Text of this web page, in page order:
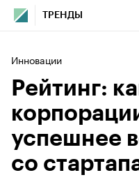
ТРЕНДЫ
Инновации
Рейтинг:
успешнее
со